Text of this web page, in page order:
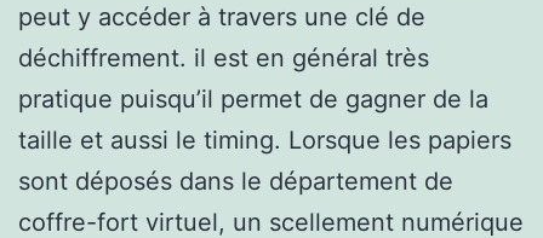
peut y accéder à travers une clé de
déchiffrement. il est en général très
pratique puisqu’il permet de gagner de la
taille et aussi le timing. Lorsque les papiers
sont déposés dans le département de
coffre-fort virtuel, un scellement numérique